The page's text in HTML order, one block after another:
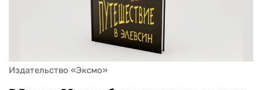
Издательство «Эксмо»